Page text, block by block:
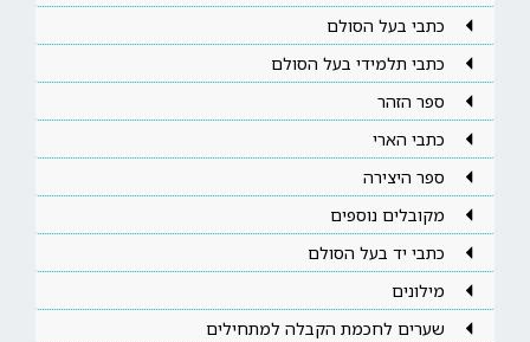
כתבי בעל הסולם
כתבי תלמידי בעל הסולם
ספר הזהר
כתבי הארי
ספר היצירה
מקובלים נוספים
כתבי יד בעל הסולם
מילונים
שערים לחכמת הקבלה למתחילים